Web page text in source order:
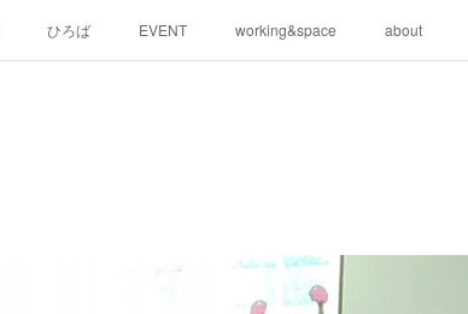
ひろば EVENT working&space about